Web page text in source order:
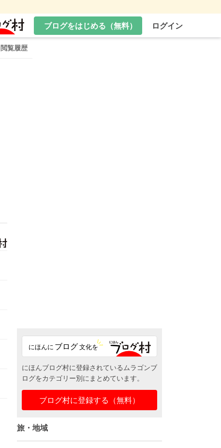
ブログをはじめる（無料）
ログイン
閲覧履歴
にほんブログ村に登録されているムラゴンブ
ログをカテゴリー別にまとめています。
ブログ村に登録する（無料）
旅・地域